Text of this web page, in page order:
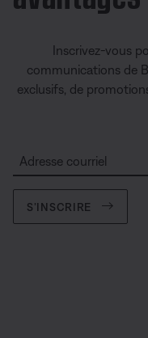
Inscrivez-vous
communications de
exclusifs, de
Adresse courriel
S’INSCRIRE